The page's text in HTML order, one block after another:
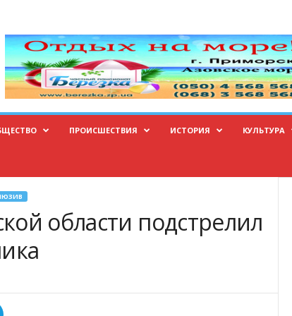
ПРОИСШЕСТВИЯ ИСТОРИЯ КУЛЬТУРА
области подстрелил